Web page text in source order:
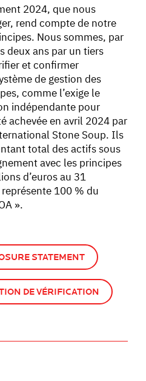
2024, que nous
rend compte de notre
Nous sommes, par
deux ans par un tiers
et confirmer
de gestion des
comme l’exige le
indépendante pour
achevée en avril 2024 par
Stone Soup. Ils
total des actifs sous
avec les principes
d’euros au 31
100 % du
».
STATEMENT
DE VÉRIFICATION